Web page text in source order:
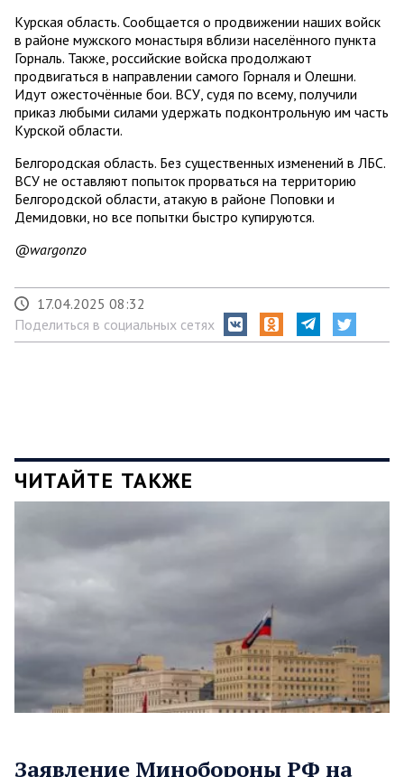
Курская область. Сообщается о продвижении наших войск
в районе мужского монастыря вблизи населённого пункта
Горналь. Также, российские войска продолжают
продвигаться в направлении самого Горналя и Олешни.
Идут ожесточённые бои. ВСУ, судя по всему, получили
приказ любыми силами удержать подконтрольную им часть
Курской области.
Белгородская область. Без существенных изменений в ЛБС.
ВСУ не оставляют попыток прорваться на территорию
Белгородской области, атакую в районе Поповки и
Демидовки, но все попытки быстро купируются.
@wargonzo
17.04.2025 08:32
Поделиться в социальных сетях
ЧИТАЙТЕ ТАКЖЕ
Заявление Минобороны РФ на